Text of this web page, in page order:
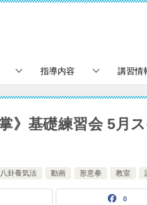
指導内容 講習情
》基礎練習会 5月
八卦養気法 動画 形意拳 教室
0